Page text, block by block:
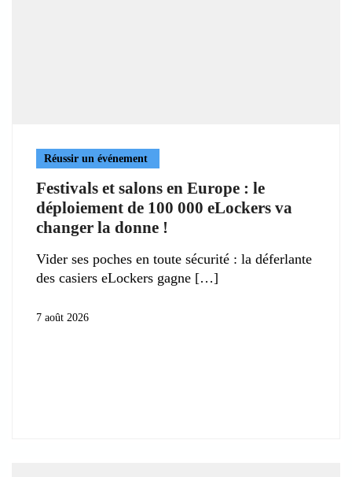
Réussir un événement
Festivals et salons en Europe : le
déploiement de 100 000 eLockers va
changer la donne !
Vider ses poches en toute sécurité : la déferlante
des casiers eLockers gagne
7 août 2026